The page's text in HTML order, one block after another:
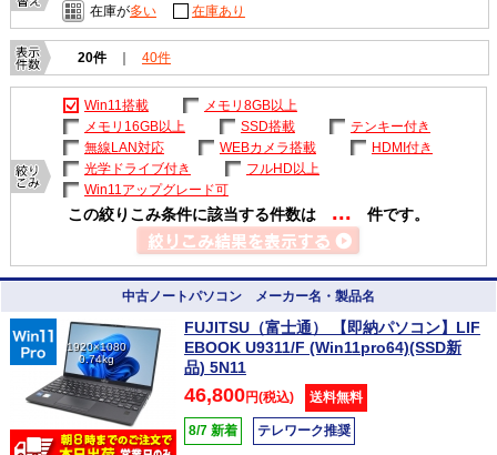
在庫が多い 在庫あり
20件 ｜ 40件
Win11搭載
メモリ8GB以上
メモリ16GB以上
SSD搭載
テンキー付き
無線LAN対応
WEBカメラ搭載
HDMI付き
光学ドライブ付き
フルHD以上
Win11アップグレード可
この絞りこみ条件に該当する件数は ... 件です。
中古ノートパソコン メーカー名・製品名
1920×1080
0.74kg
FUJITSU（富士通） 【即納パソコン】LIF
EBOOK U9311/F (Win11pro64)(SSD新
品) 5N11
46,800円(税込) 送料無料
8/7 新着 テレワーク推奨